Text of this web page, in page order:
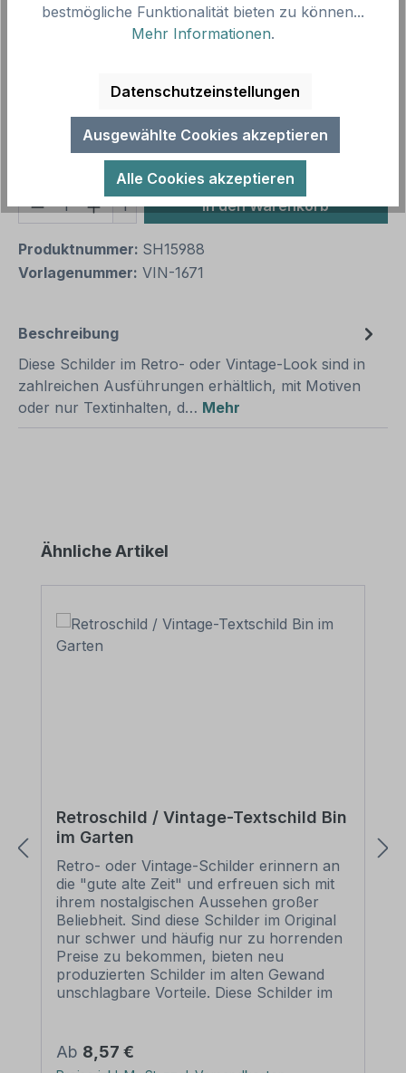
Zusammenfassung
Preise inkl. MwSt. zzgl. Versandkosten
Aufgrund von Neuberechnungen im Warenkorb sind
abweichende Endpreise möglich.
Produkt Anzahl: Gib den gewünschten
1 In den Warenkorb
Produktnummer: SH15988
Vorlagenummer: VIN-1671
Beschreibung
Diese Schilder im Retro- oder Vintage-Look sind in
zahlreichen Ausführungen erhältlich, mit Motiven
oder nur Textinhalten, d… Mehr
Produktgalerie überspringen
Ähnliche Artikel
Retroschild / Vintage-Textschild Bin
im Garten
Retro- oder Vintage-Schilder erinnern an
die "gute alte Zeit" und erfreuen sich mit
ihrem nostalgischen Aussehen großer
Beliebheit. Sind diese Schilder im Original
nur schwer und häufig nur zu horrenden
Preise zu bekommen, bieten neu
produzierten Schilder im alten Gewand
unschlagbare Vorteile. Diese Schilder im
Motiven oder nur Textinhalten, die je nach
Artikel individuallisiert werden können. Die
Regulärer Preis:
Ab 8,57 €
bestmögliche Funktionalität bieten zu können...
Mehr Informationen.
Datenschutzeinstellungen
Ausgewählte Cookies akzeptieren
Alle Cookies akzeptieren